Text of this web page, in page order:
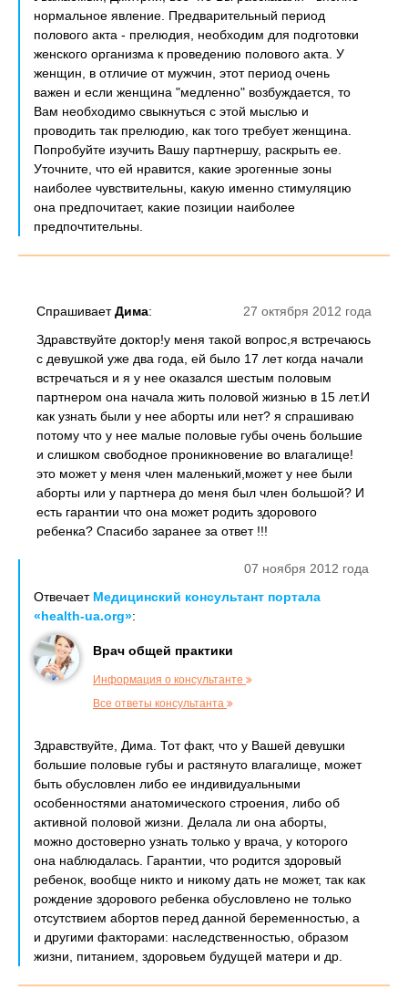
нормальное явление. Предварительный период
полового акта - прелюдия, необходим для подготовки
женского организма к проведению полового акта. У
женщин, в отличие от мужчин, этот период очень
важен и если женщина "медленно" возбуждается, то
Вам необходимо свыкнуться с этой мыслью и
проводить так прелюдию, как того требует женщина.
Попробуйте изучить Вашу партнершу, раскрыть ее.
Уточните, что ей нравится, какие эрогенные зоны
наиболее чувствительны, какую именно стимуляцию
она предпочитает, какие позиции наиболее
предпочтительны.
27 октября 2012 года
СпрашиваетДима:
Здравствуйте доктор!у меня такой вопрос,я встречаюсь
с девушкой уже два года, ей было 17 лет когда начали
встречаться и я у нее оказался шестым половым
партнером она начала жить половой жизнью в 15 лет.И
как узнать были у нее аборты или нет? я спрашиваю
потому что у нее малые половые губы очень большие
и слишком свободное проникновение во влагалище!
это может у меня член маленький,может у нее были
аборты или у партнера до меня был член большой? И
есть гарантии что она может родить здорового
ребенка? Спасибо заранее за ответ !!!
07 ноября 2012 года
Отвечает Медицинский консультант портала
«health-ua.org»:
Врач общей практики
Информация о консультанте
Все ответы консультанта
Здравствуйте, Дима. Тот факт, что у Вашей девушки
большие половые губы и растянуто влагалище, может
быть обусловлен либо ее индивидуальными
особенностями анатомического строения, либо об
активной половой жизни. Делала ли она аборты,
можно достоверно узнать только у врача, у которого
она наблюдалась. Гарантии, что родится здоровый
ребенок, вообще никто и никому дать не может, так как
рождение здорового ребенка обусловлено не только
отсутствием абортов перед данной беременностью, а
и другими факторами: наследственностью, образом
жизни, питанием, здоровьем будущей матери и др.